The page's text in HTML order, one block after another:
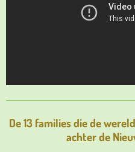
De 13 families die de
achter de